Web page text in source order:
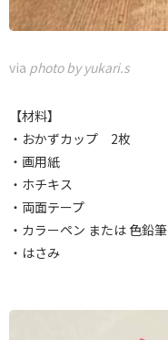
via photo by yukari.s
【材料】
・おかずカップ 2枚
・画用紙
・ホチキス
・両面テープ
・カラーペン または 色鉛筆
・はさみ